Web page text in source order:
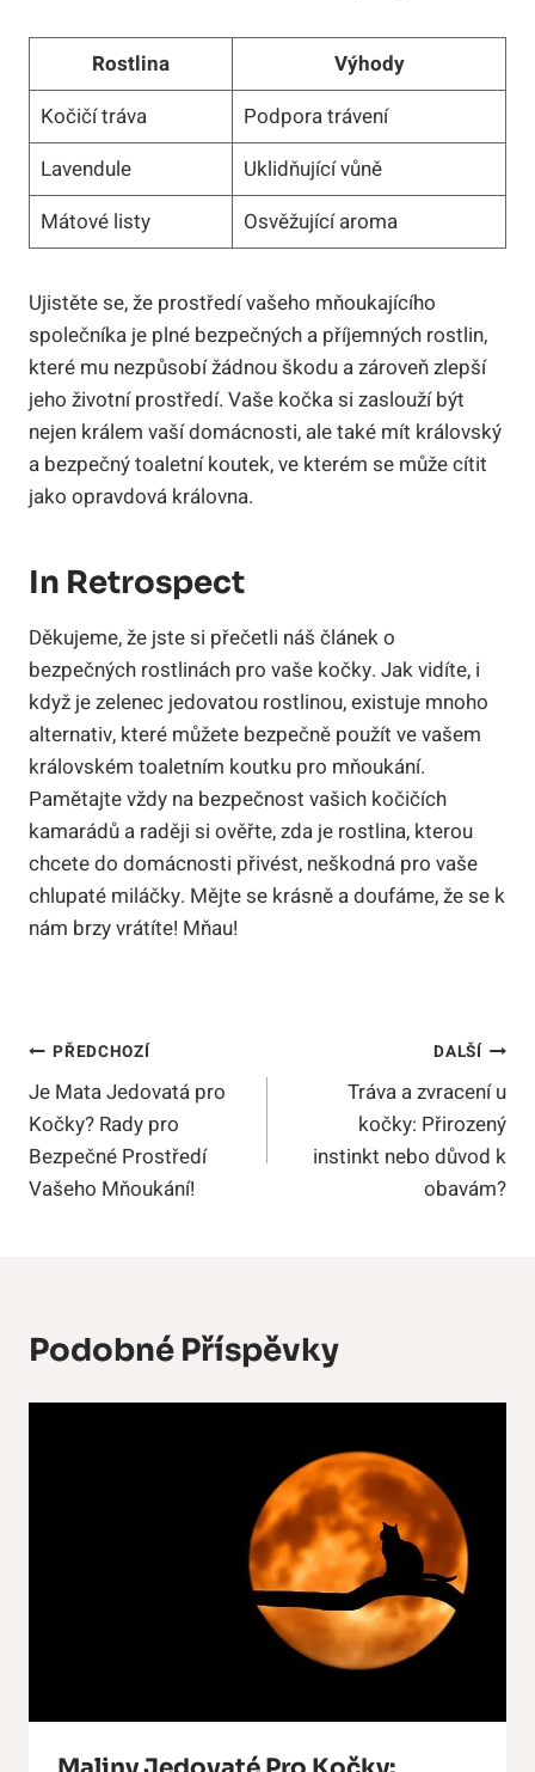
Rostlina
Výhody
Kočičí tráva
Podpora trávení
Lavendule
Uklidňující vůně
Mátové listy
Osvěžující aroma
Ujistěte se, že prostředí vašeho mňoukajícího
společníka je plné bezpečných a příjemných rostlin,
které mu nezpůsobí žádnou škodu a zároveň zlepší
jeho životní prostředí. Vaše kočka si zaslouží být
nejen králem vaší domácnosti, ale také mít královský
a bezpečný toaletní koutek, ve kterém se může cítit
jako opravdová královna.
In Retrospect
Děkujeme, že jste si přečetli náš článek o
bezpečných rostlinách pro vaše kočky. Jak vidíte, i
když je zelenec jedovatou rostlinou, existuje mnoho
alternativ, které můžete bezpečně použít ve vašem
královském toaletním koutku pro mňoukání.
Pamětajte vždy na bezpečnost vašich kočičích
kamarádů a raději si ověřte, zda je rostlina, kterou
chcete do domácnosti přivést, neškodná pro vaše
chlupaté miláčky. Mějte se krásně a doufáme, že se k
nám brzy vrátíte! Mňau!
Navigace
Pro
Příspěvek
PŘEDCHOZÍ
Je Mata Jedovatá pro
Kočky? Rady pro
Bezpečné Prostředí
Vašeho Mňoukání!
DALŠÍ
Tráva a zvracení u
kočky: Přirozený
instinkt nebo důvod k
obavám?
Podobné Příspěvky